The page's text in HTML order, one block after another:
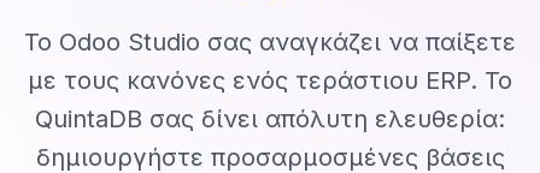
Το Odoo Studio σας αναγκάζει να παίξετε
με τους κανόνες ενός τεράστιου ERP. Το
QuintaDB σας δίνει απόλυτη ελευθερία:
δημιουργήστε προσαρμοσμένες βάσεις